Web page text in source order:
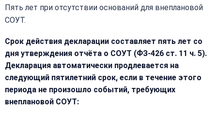
Пять лет при отсутствии оснований для внеплановой
СОУТ.
Срок действия декларации составляет пять лет со
дня утверждения отчёта о СОУТ (ФЗ-426 ст. 11 ч. 5).
Декларация автоматически продлевается на
следующий пятилетний срок, если в течение этого
периода не произошло событий, требующих
внеплановой СОУТ: